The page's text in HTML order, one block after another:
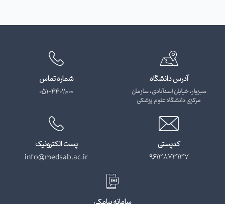
آدرس دانشگاه
سبزوار، خیابان اسدآبادی، سازمان
مرکزی دانشگاه علوم پزشکی
شماره تماس
051-44011000
کدپستی
9613873137
پست الکترونیک
info@medsab.ac.ir